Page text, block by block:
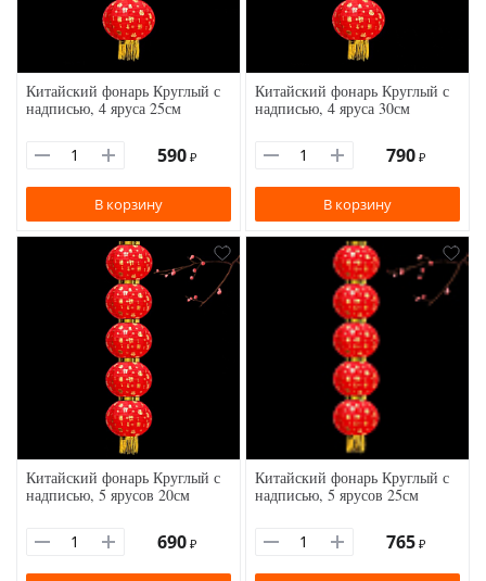
Китайский фонарь Круглый с
надписью, 4 яруса 25см
590 ₽
В корзину
Китайский фонарь Круглый с
надписью, 4 яруса 30см
790 ₽
В корзину
Китайский фонарь Круглый с
надписью, 5 ярусов 20см
690 ₽
Китайский фонарь Круглый с
надписью, 5 ярусов 25см
765 ₽